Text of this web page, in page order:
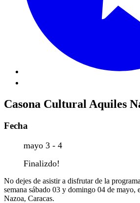
Casona Cultural Aquiles
Fecha
mayo 3 - 4
Finalizdo!
No dejes de asistir a disfrutar de la
semana sábado 03 y domingo 04 de mayo,
Nazoa, Caracas.